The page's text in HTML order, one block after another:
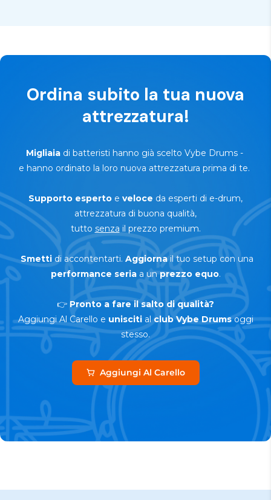
Ordina subito la tua nuova
attrezzatura!
Migliaiadi batteristi hanno già scelto Vybe Drums -
e hanno ordinato la loro nuova attrezzatura prima di te.
Supporto esperto e veloce da esperti di e-drum,
attrezzatura di buona qualità,
tutto senza il prezzo premium.
Smettidi accontentarti. Aggiornail tuo setup con una
performance seriaa unprezzo equo.
👉 Pronto a fare il salto di qualità?
Aggiungi Al Carello e uniscitialclub Vybe Drumsoggi
stesso.
Aggiungi Al Carello